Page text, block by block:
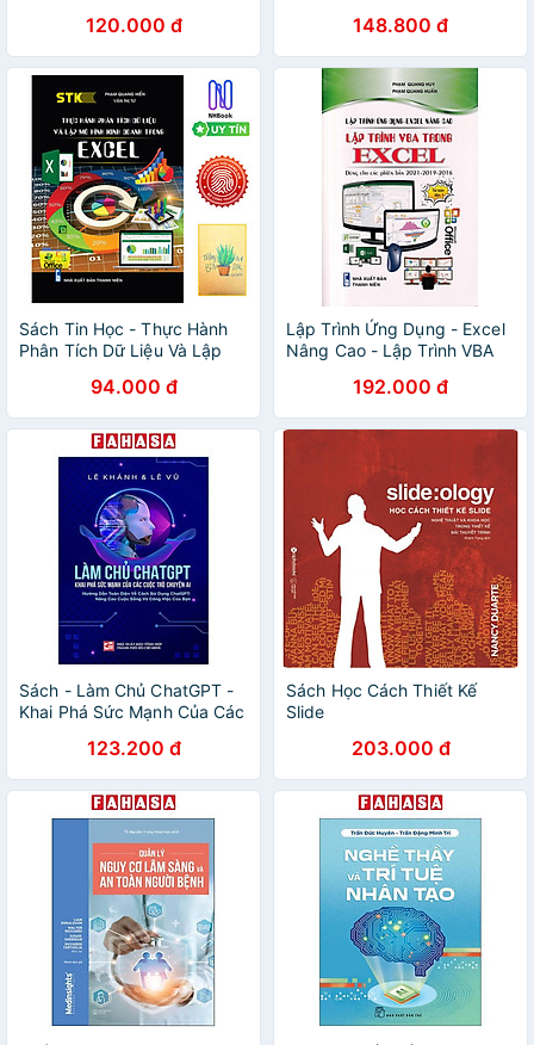
120.000 đ 148.800 đ
Sách Tin Học - Thực Hành
Phân Tích Dữ Liệu Và Lập
Excel- Bìa mềm- ( Tặng Sổ
Tay Xương Rồng )
94.000 đ
Lập Trình Ứng Dụng - Excel
Nâng Cao - Lập Trình VBA
192.000 đ
Sách - Làm Chủ ChatGPT -
Khai Phá Sức Mạnh Của Các
123.200 đ
Sách Học Cách Thiết Kế
Slide
203.000 đ